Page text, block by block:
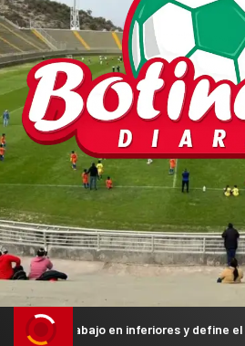
en inferiores y define el regreso de